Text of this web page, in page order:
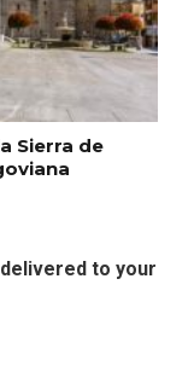
Sierra de
to your